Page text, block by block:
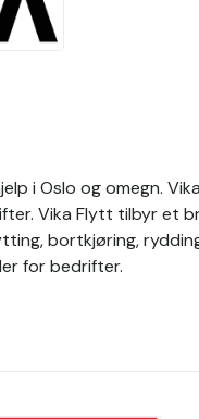
i Oslo og omegn.
Vika Flytt tilbyr et
bortkjøring,
for bedrifter.